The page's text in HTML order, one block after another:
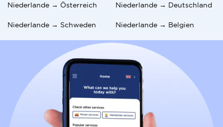
Niederlande → Österreich Niederlande → Deutschland
Niederlande → Schweden Niederlande → Belgien